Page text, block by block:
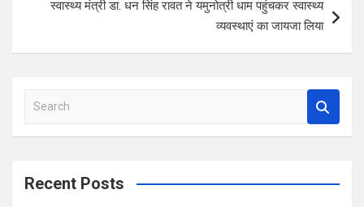
स्वास्थ्य मंत्री डा. धन सिंह रावत ने यमुनोत्री धाम पहुंचकर स्वास्थ्य
व्यवस्थाएं का जायजा लिया
a
c
Recent Posts